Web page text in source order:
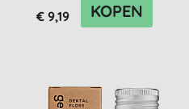
€ 9,19 KOPEN